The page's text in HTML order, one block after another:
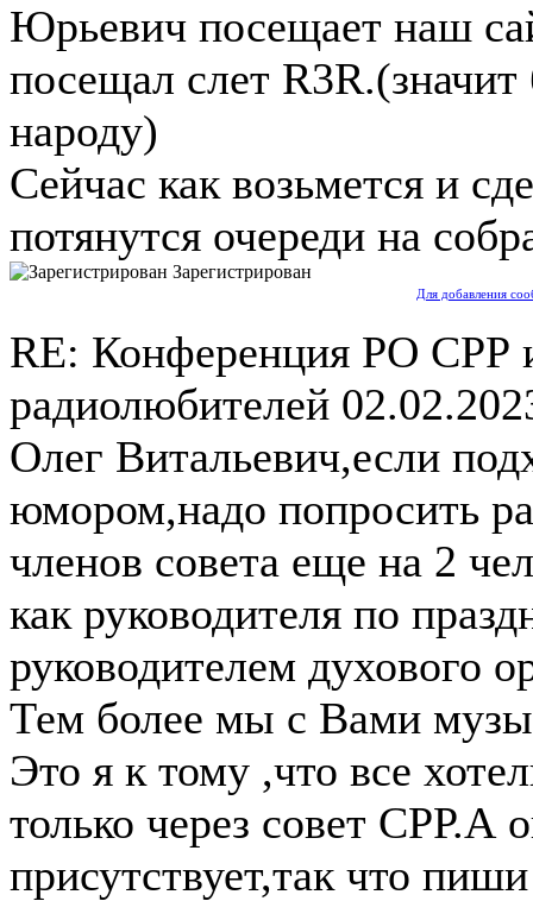
Юрьевич посещает наш
посещал слет
народу)
Сейчас как возьмется и
потянутся очереди на
Зарегистрирован
Для добавления
RE: Конференция РО СРР
радиолюбителей
Олег Витальевич,если
юмором,надо попросить
членов совета еще на 2
как руководителя по
руководителем духового
Тем более мы с Вами
Это я к тому ,что все
только через совет СРР.А
присутствует,так что